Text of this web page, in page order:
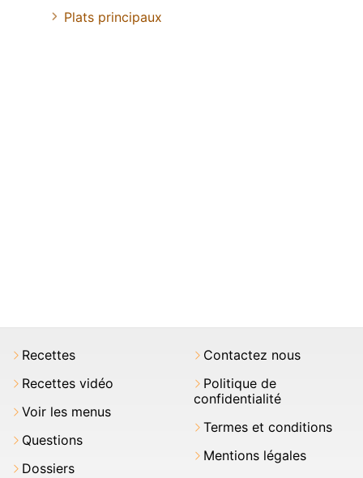
Plats principaux
Recettes
Recettes vidéo
Voir les menus
Questions
Dossiers
Contactez nous
Politique de
confidentialité
Termes et conditions
Mentions légales